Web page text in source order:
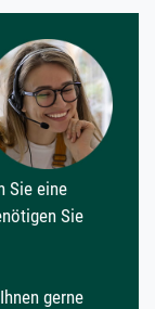
Sie eine
Sie
gerne